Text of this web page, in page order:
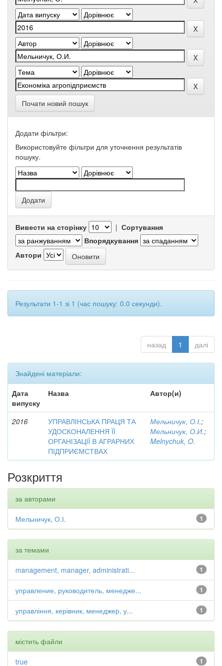
Почати новий пошук
Додати фільтри:
Використовуйте фільтри для уточнення результатів
пошуку.
Вивести на сторінку | Сортування
Впорядкування
Автори
Результати 1-1 зі 1 (час пошуку: 0.0 секунди).
назад 1 далі
Знайдені матеріали:
Дата
випуску
Назва Автор(и)
2016
УПРАВЛІНСЬКА ПРАЦЯ ТА
УДОСКОНАЛЕННЯ ЇЇ
ОРГАНІЗАЦІЇ В АГРАРНИХ
ПІДПРИЄМСТВАХ
Мельничук, О.І.;
Мельничук, О.И.;
Melnychuk, O.
Розкриття
за авторами
1
Мельничук, О.І.
за темами
1
management, manager, administrati...
1
управление, руководитель, менедже...
1
управління, керівник, менеджер, у...
містить файли
1
true